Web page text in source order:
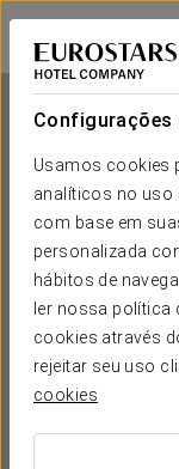
Configurações
Usamos cookies
analíticos no uso
com base em
personalizada
hábitos de
ler nossa política
cookies através
rejeitar seu uso
cookies
Eurostars
SEVILHA